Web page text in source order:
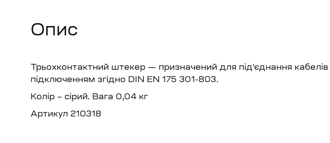
Опис
Трьохконтактний штекер — призначений для під'єднання
підключенням згідно DIN EN 175 301-803.
Колір – сірий. Вага 0,04 кг
Артикул 210318